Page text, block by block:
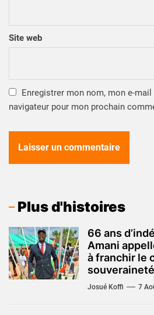
Site web
Enregistrer mon nom, mon e-
navigateur pour mon prochain
Plus d'histoires
66 ans
Amani
à franchir le
souveraineté
Josué Koffi 7